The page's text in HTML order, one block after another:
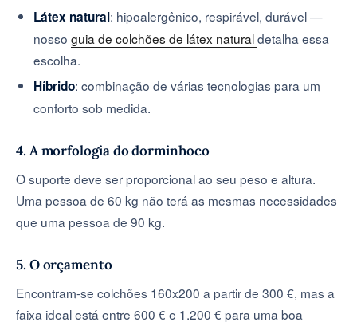
Látex natural: hipoalergênico, respirável, durável —
nossoguia de colchões de látex naturaldetalha essa
escolha.
Híbrido: combinação de várias tecnologias para um
conforto sob medida.
4. A morfologia do dorminhoco
O suporte deve ser proporcional ao seu peso e altura.
Uma pessoa de 60 kg não terá as mesmas necessidades
que uma pessoa de 90 kg.
5. O orçamento
Encontram-se colchões 160x200 a partir de 300 €, mas a
faixa ideal está entre 600 € e 1.200 € para uma boa